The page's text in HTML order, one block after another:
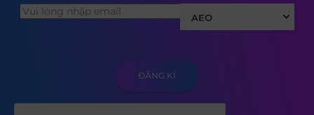
AEO